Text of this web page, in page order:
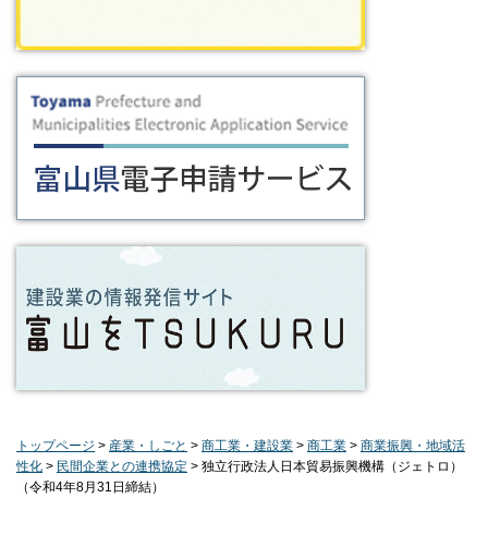
トップページ > 産業・しごと > 商工業・建設業 > 商工業 > 商業振興・地域活
性化 > 民間企業との連携協定 > 独立行政法人日本貿易振興機構（ジェトロ）
（令和4年8月31日締結）